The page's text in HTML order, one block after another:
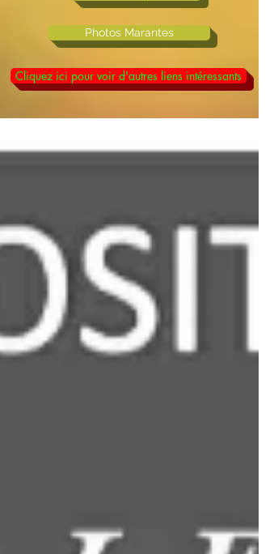
Photos Marantes
Cliquez ici pour voir d'autres liens intéressants